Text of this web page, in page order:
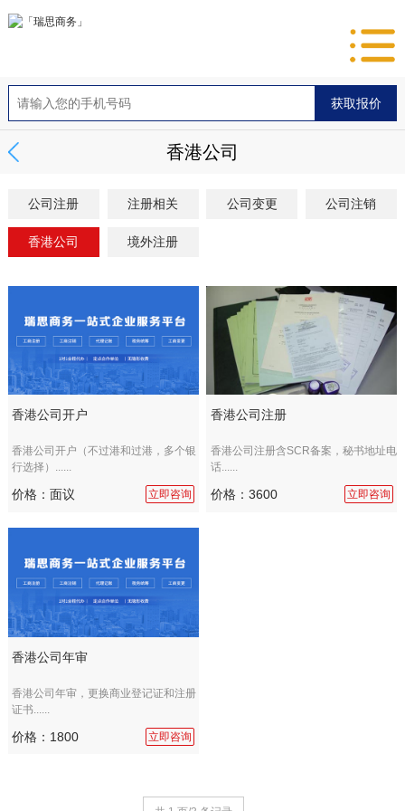
香港公司
公司注册 注册相关 公司变更 公司注销
香港公司 境外注册
香港公司开户
香港公司开户（不过港和过港，多个银
行选择）......
价格：面议 立即咨询
香港公司注册
香港公司注册含SCR备案，秘书地址电
话......
价格：3600 立即咨询
香港公司年审
香港公司年审，更换商业登记证和注册
证书......
价格：1800 立即咨询